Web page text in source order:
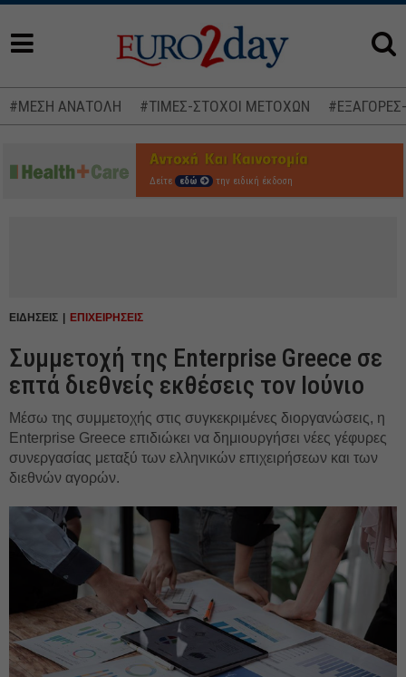
#ΜΕΣΗ ΑΝΑΤΟΛΗ #ΤΙΜΕΣ-ΣΤΟΧΟΙ ΜΕΤΟΧΩΝ
Δείτε εδώ την ειδική έκδοση
ΕΙΔΗΣΕΙΣ ΕΠΙΧΕΙΡΗΣΕΙΣ
Συμμετοχή της Enterprise Greece σε
επτά διεθνείς εκθέσεις τον Ιούνιο
Μέσω της συμμετοχής στις συγκεκριμένες διοργανώσεις, η
Enterprise Greece επιδιώκει να δημιουργήσει νέες γέφυρες
συνεργασίας μεταξύ των ελληνικών επιχειρήσεων και των
διεθνών αγορών.